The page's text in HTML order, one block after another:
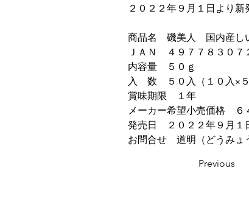
２０２２年９月１日より新
商品名　磯美人　国内産し
ＪＡＮ　４９７７８３０７
内容量　５０ｇ
入　数　５０入（１０入×５
賞味期限　１年
メーカー希望小売価格　６
発売日　２０２２年９月１
お問合せ　道明（どうみ
Previous